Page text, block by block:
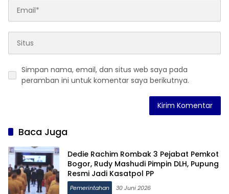
Simpan nama, email, dan situs web saya pada
peramban ini untuk komentar saya berikutnya.
Baca Juga
Dedie Rachim Rombak 3 Pejabat Pemkot
Bogor, Rudy Mashudi Pimpin DLH, Pupung
Resmi Jadi Kasatpol PP
Pemerintahan 30 Juni 2026